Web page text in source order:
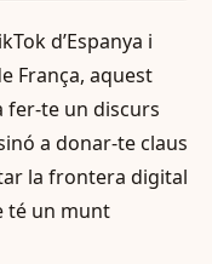
d’Espanya i
França, aquest
fer-te un discurs
a donar-te claus
la frontera digital
té un munt